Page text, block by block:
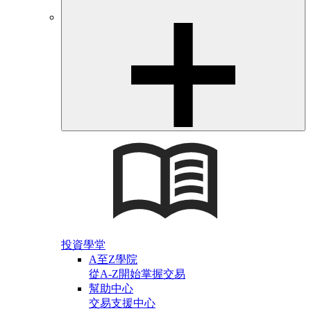
投資學堂
A至Z學院
從A-Z開始掌握交易
幫助中心
交易支援中心